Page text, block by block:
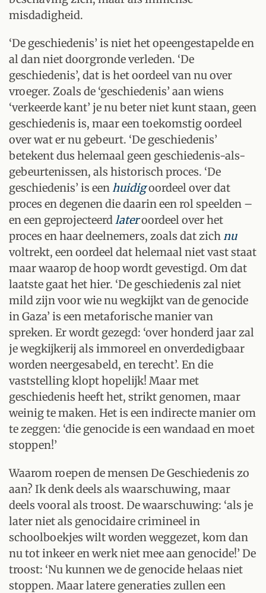
misdadigheid.
‘De geschiedenis’ is niet het opeengestapelde en
al dan niet doorgronde verleden. ‘De
geschiedenis’, dat is het oordeel van nu over
vroeger. Zoals de ‘geschiedenis’ aan wiens
‘verkeerde kant’ je nu beter niet kunt staan, geen
geschiedenis is, maar een toekomstig oordeel
over wat er nu gebeurt. ‘De geschiedenis’
betekent dus helemaal geen geschiedenis-als-
gebeurtenissen, als historisch proces. ‘De
geschiedenis’ is een huidigoordeel over dat
proces en degenen die daarin een rol speelden –
en een geprojecteerdlateroordeel over het
proces en haar deelnemers, zoals dat zichnu
voltrekt, een oordeel dat helemaal niet vast staat
maar waarop de hoop wordt gevestigd. Om dat
laatste gaat het hier. ‘De geschiedenis zal niet
mild zijn voor wie nu wegkijkt van de genocide
in Gaza’ is een metaforische manier van
spreken. Er wordt gezegd: ‘over honderd jaar zal
je wegkijkerij als immoreel en onverdedigbaar
worden neergesabeld, en terecht’. En die
vaststelling klopt hopelijk! Maar met
geschiedenis heeft het, strikt genomen, maar
weinig te maken. Het is een indirecte manier om
te zeggen: ‘die genocide is een wandaad en moet
stoppen!’
Waarom roepen de mensen De Geschiedenis zo
aan? Ik denk deels als waarschuwing, maar
deels vooral als troost. De waarschuwing: ‘als je
later niet als genocidaire crimineel in
schoolboekjes wilt worden weggezet, kom dan
nu tot inkeer en werk niet mee aan genocide!’ De
troost: ‘Nu kunnen we de genocide helaas niet
stoppen. Maar latere generaties zullen een